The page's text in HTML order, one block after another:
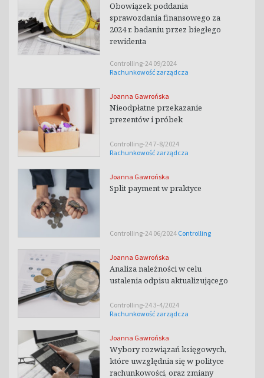
Obowiązek poddania
sprawozdania finansowego za
2024 r. badaniu przez biegłego
rewidenta
Controlling-24 09/2024
Rachunkowość zarządcza
Joanna Gawrońska
Nieodpłatne przekazanie
prezentów i próbek
Controlling-24 7-8/2024
Rachunkowość zarządcza
Joanna Gawrońska
Split payment w praktyce
Controlling-24 06/2024 Controlling
Joanna Gawrońska
Analiza należności w celu
ustalenia odpisu aktualizującego
Controlling-24 3-4/2024
Rachunkowość zarządcza
Joanna Gawrońska
Wybory rozwiązań księgowych,
które uwzględnia się w polityce
rachunkowości, oraz zmiany